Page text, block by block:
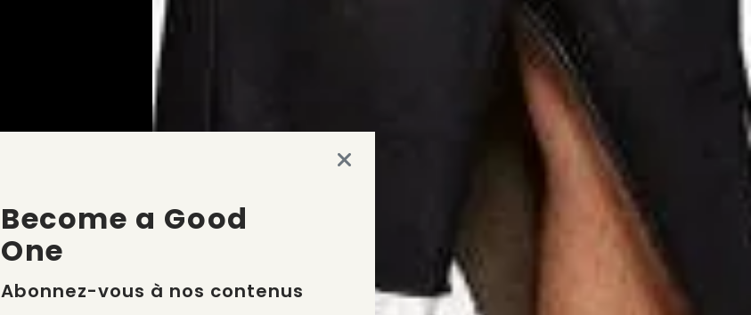
Become a Good
One
Abonnez-vous à nos contenus